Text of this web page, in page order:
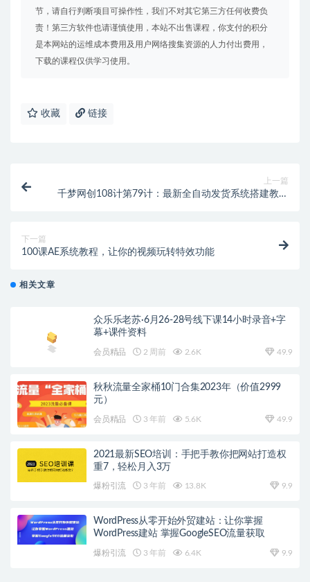
节，请自行判断项目可操作性，我们不对其它第三方任何收费负
责！第三方软件也请谨慎使用，本站不出售课程，你支付的积分
是本网站的运维成本费用及用户网络搜集资源的人力付出费用，
下载的课程仅供学习使用。
收藏 链接
上一篇
千梦网创108计第79计：最新全自动发货系统搭建教学
下一篇
100课AE系统教程，让你的视频玩转特效功能
相关文章
众乐乐老苏·6月26-28号线下课14小时录音+字
幕+课件资料
会员精品 2 周前 2.6K 49.9
秋秋流量全家桶10门合集2023年（价值2999
元）
会员精品 3 年前 5.6K 49.9
2021最新SEO培训：手把手教你把网站打造权
重7，轻松月入3万
爆粉引流 3 年前 13.8K 9.9
WordPress从零开始外贸建站：让你掌握
WordPress建站 掌握GoogleSEO流量获取
爆粉引流 3 年前 6.4K 9.9